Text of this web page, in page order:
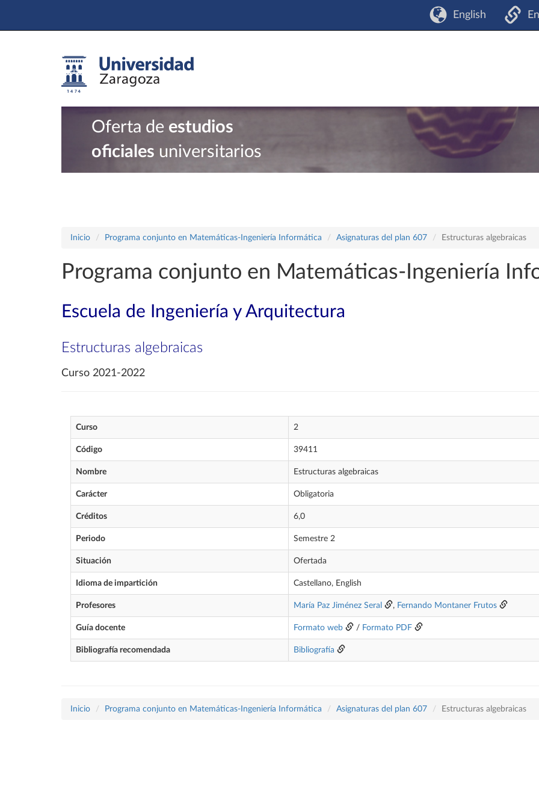
English
Oferta de estudios
oficiales universitarios
Inicio Programa conjunto en Matemáticas-Ingeniería Informática Asignaturas del plan 607 Estructuras algebraicas
Programa conjunto en Matemáticas-Ingeniería
Escuela de Ingeniería y Arquitectura
Estructuras algebraicas
Curso 2021-2022
Curso 2
Código 39411
Nombre Estructuras algebraicas
Carácter Obligatoria
Créditos 6,0
Periodo Semestre 2
Situación Ofertada
Idioma de impartición Castellano, English
Profesores María Paz Jiménez Seral , Fernando Montaner Frutos
Guía docente Formato web / Formato PDF
Bibliografía recomendada Bibliografía
Inicio Programa conjunto en Matemáticas-Ingeniería Informática Asignaturas del plan 607 Estructuras algebraicas